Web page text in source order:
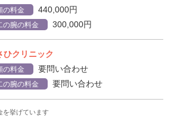
の料金 440,000円
の腕の料金 300,000円
ひクリニック
の料金 要問い合わせ
の腕の料金 要問い合わせ
挙げています